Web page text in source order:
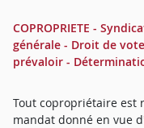
COPROPRIETE -
générale - Droit de
prévaloir -
Tout copropriétaire est
mandat donné en vue